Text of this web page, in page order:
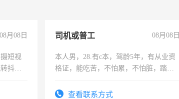
08月08日
短视
抖音
抖
司机或普工 08月08日
本人男，28.有c本，驾龄5年，有从业资
格证，能吃苦，不怕累，不怕脏，踏
查看联系方式